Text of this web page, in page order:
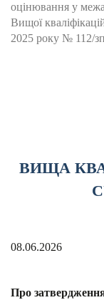
оцінювання у
Вищої
2025 року № 112/
ВИЩА
08.06.2026
Про